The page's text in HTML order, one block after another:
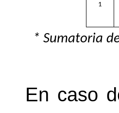
1
* Sumatoria
En caso